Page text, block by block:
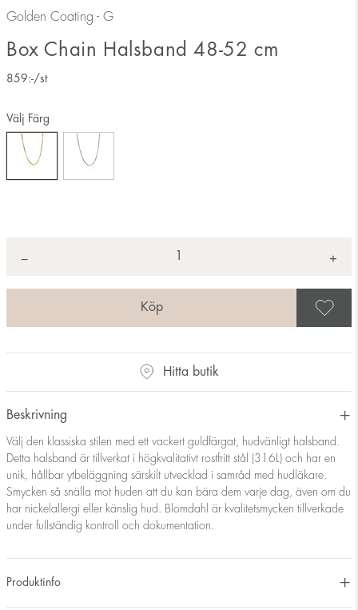
Golden Coating - G
Box Chain Halsband 48-52 cm
859:-/st
Välj Färg
− +
Hitta butik
Beskrivning
Välj den klassiska stilen med ett vackert guldfärgat, hudvänligt halsband.
Detta halsband är tillverkat i högkvalitativt rostfritt stål (316L) och har en
unik, hållbar ytbeläggning särskilt utvecklad i samråd med hudläkare.
Smycken så snälla mot huden att du kan bära dem varje dag, även om du
har nickelallergi eller känslig hud. Blomdahl är kvalitetsmycken tillverkade
under fullständig kontroll och dokumentation.
Produktinfo